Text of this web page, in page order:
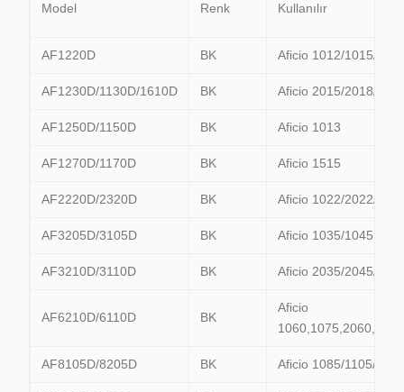
Model Renk Kullanılır
AF1220D BK Aficio 1012/1015/
AF1230D/1130D/1610D BK Aficio 2015/2018/
AF1250D/1150D BK Aficio 1013
AF1270D/1170D BK Aficio 1515
AF2220D/2320D BK Aficio 1022/2022/
AF3205D/3105D BK Aficio 1035/1045
AF3210D/3110D BK Aficio 2035/2045/
AF6210D/6110D BK
Aficio
AF8105D/8205D BK Aficio 1085/1105/